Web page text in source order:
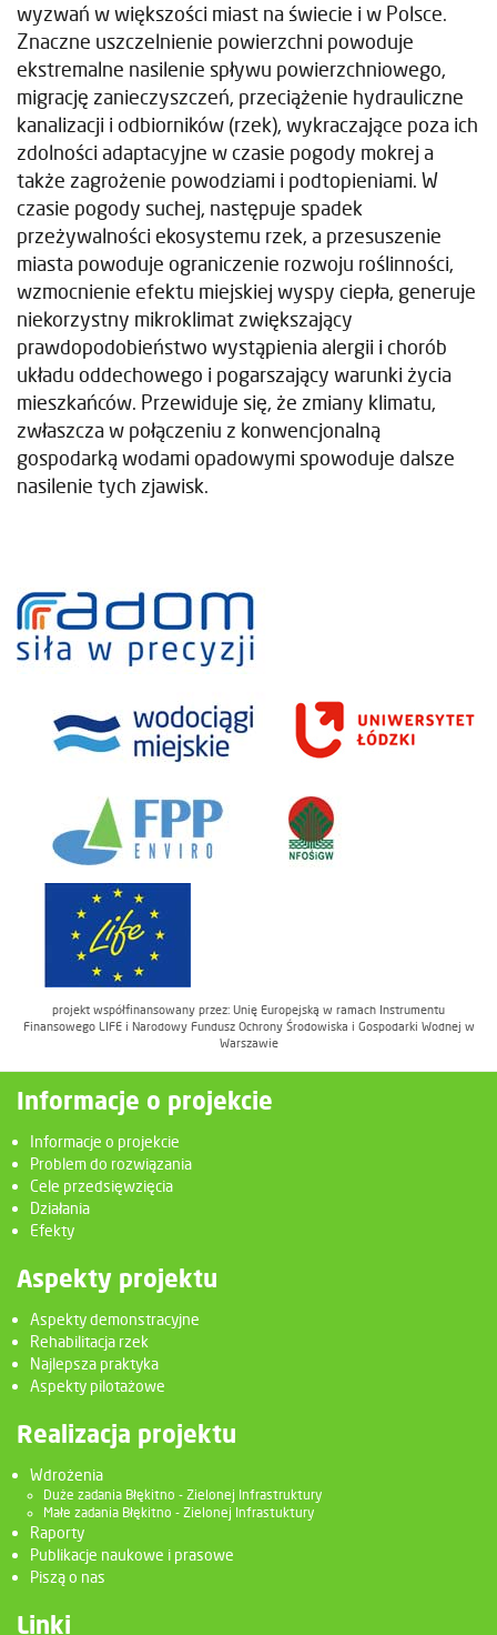
wyzwań w większości miast na świecie i w Polsce.
Znaczne uszczelnienie powierzchni powoduje
ekstremalne nasilenie spływu powierzchniowego,
migrację zanieczyszczeń, przeciążenie hydrauliczne
kanalizacji i odbiorników (rzek), wykraczające poza ich
zdolności adaptacyjne w czasie pogody mokrej a
także zagrożenie powodziami i podtopieniami. W
czasie pogody suchej, następuje spadek
przeżywalności ekosystemu rzek, a przesuszenie
miasta powoduje ograniczenie rozwoju roślinności,
wzmocnienie efektu miejskiej wyspy ciepła, generuje
niekorzystny mikroklimat zwiększający
prawdopodobieństwo wystąpienia alergii i chorób
układu oddechowego i pogarszający warunki życia
mieszkańców. Przewiduje się, że zmiany klimatu,
zwłaszcza w połączeniu z konwencjonalną
gospodarką wodami opadowymi spowoduje dalsze
nasilenie tych zjawisk.
projekt współfinansowany przez: Unię Europejską w ramach Instrumentu
Finansowego LIFE i Narodowy Fundusz Ochrony Środowiska i Gospodarki Wodnej w
Warszawie
Informacje o projekcie
Informacje o projekcie
Problem do rozwiązania
Cele przedsięwzięcia
Działania
Efekty
Aspekty projektu
Aspekty demonstracyjne
Rehabilitacja rzek
Najlepsza praktyka
Aspekty pilotażowe
Realizacja projektu
Wdrożenia
Duże zadania Błękitno - Zielonej Infrastruktury
Małe zadania Błękitno - Zielonej Infrastuktury
Raporty
Publikacje naukowe i prasowe
Piszą o nas
Linki